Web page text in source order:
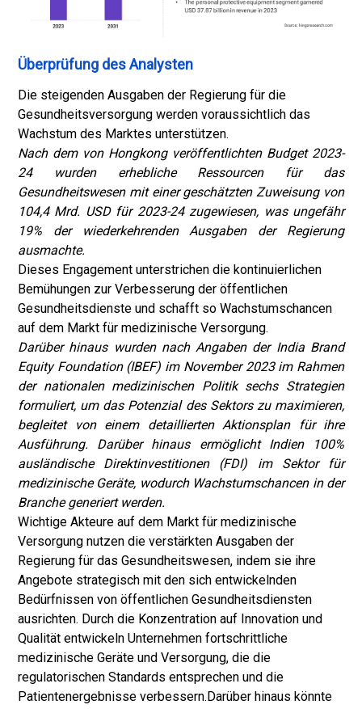
Überprüfung des Analysten
Die steigenden Ausgaben der Regierung für die
Gesundheitsversorgung werden voraussichtlich das
Wachstum des Marktes unterstützen.
Nach dem von Hongkong veröffentlichten Budget 2023-
24 wurden erhebliche Ressourcen für das
Gesundheitswesen mit einer geschätzten Zuweisung von
104,4 Mrd. USD für 2023-24 zugewiesen, was ungefähr
19% der wiederkehrenden Ausgaben der Regierung
ausmachte.
Dieses Engagement unterstrichen die kontinuierlichen
Bemühungen zur Verbesserung der öffentlichen
Gesundheitsdienste und schafft so Wachstumschancen
auf dem Markt für medizinische Versorgung.
Darüber hinaus wurden nach Angaben der India Brand
Equity Foundation (IBEF) im November 2023 im Rahmen
der nationalen medizinischen Politik sechs Strategien
formuliert, um das Potenzial des Sektors zu maximieren,
begleitet von einem detaillierten Aktionsplan für ihre
Ausführung. Darüber hinaus ermöglicht Indien 100%
ausländische Direktinvestitionen (FDI) im Sektor für
medizinische Geräte, wodurch Wachstumschancen in der
Branche generiert werden.
Wichtige Akteure auf dem Markt für medizinische
Versorgung nutzen die verstärkten Ausgaben der
Regierung für das Gesundheitswesen, indem sie ihre
Angebote strategisch mit den sich entwickelnden
Bedürfnissen von öffentlichen Gesundheitsdiensten
ausrichten. Durch die Konzentration auf Innovation und
Qualität entwickeln Unternehmen fortschrittliche
medizinische Geräte und Versorgung, die die
regulatorischen Standards entsprechen und die
Patientenergebnisse verbessern.Darüber hinaus könnte